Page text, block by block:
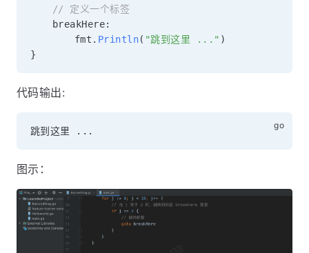
// 定义一个标签
	breakHere
:
		fmt
. Println( "跳到这里 ..." )
}
代码输出:
跳到这里 ...
图示：